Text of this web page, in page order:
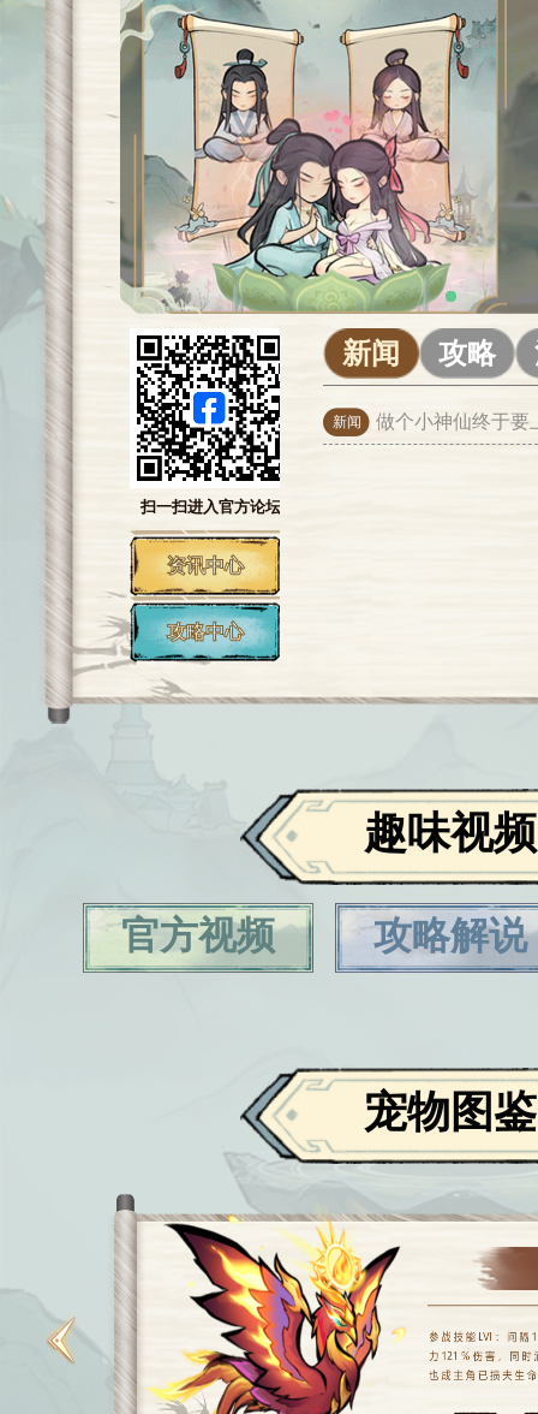
扫一扫进入官方论坛
资讯中心
攻略中心
新闻 攻略
新闻 做个小神仙终于要
趣味视频
官方视频 攻略解说
宠物图鉴